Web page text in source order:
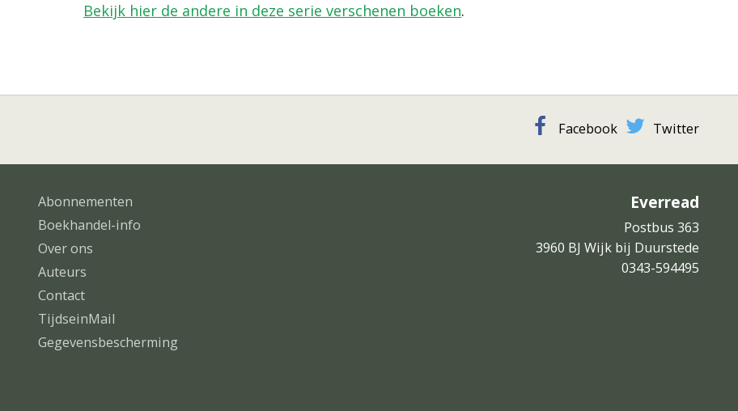
Bekijk hier de andere in deze serie verschenen boeken.
Facebook Twitter
Abonnementen
Boekhandel-info
Over ons
Auteurs
Contact
TijdseinMail
Gegevensbescherming
Everread
Postbus 363
3960 BJ Wijk bij Duurstede
0343-594495